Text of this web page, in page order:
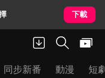
下載
同步新番 動漫 短